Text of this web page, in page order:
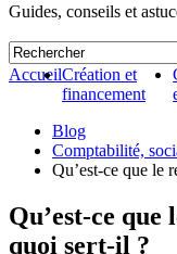
Guides, conseils et
AccueilCréation et
financement
Blog
Comptabilité,
Qu’est-ce que le
Qu’est-ce
quoi sert-il ?